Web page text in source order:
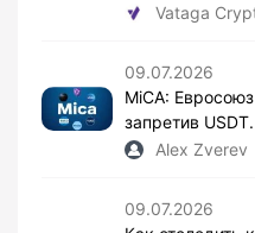
Vataga
09.07.2026
MiCA:
запретив
Alex Zverev
09.07.2026